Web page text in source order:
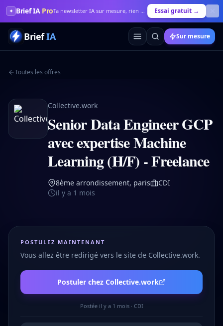
✦ Brief IA Pro Ta newsletter IA sur mesure, rien que pour toi Essai gratuit →
BriefIA Sur mesure
Toutes les offres
Collective.work
Senior Data Engineer GCP
avec expertise Machine
Learning (H/F) - Freelance
8ème arrondissement, paris
CDI
il y a 1 mois
POSTULEZ MAINTENANT
Vous allez être redirigé vers le site de Collective.work.
Postuler chez Collective.work
Postée il y a 1 mois· CDI